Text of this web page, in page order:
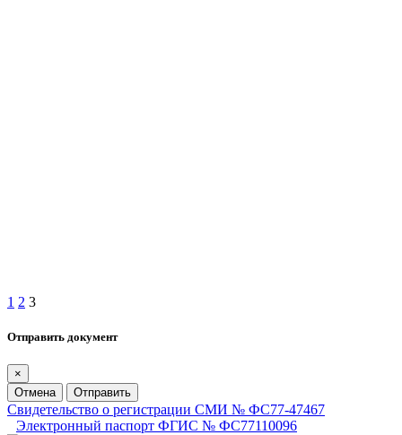
1 2 3
Отправить документ
×
Отмена
Отправить
Свидетельство о регистрации СМИ № ФС77-47467
Электронный паспорт ФГИС № ФС77110096